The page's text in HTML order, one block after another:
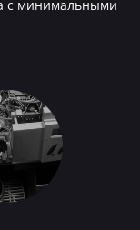
с минимальными